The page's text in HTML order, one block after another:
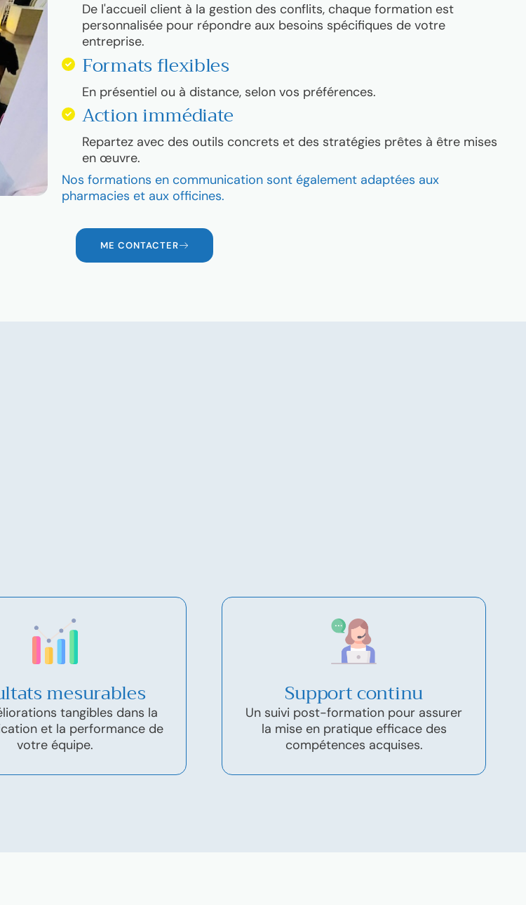
De l'accueil client à la gestion des conflits, chaque formation est
personnalisée pour répondre aux besoins spécifiques de votre
entreprise.
Formats flexibles
En présentiel ou à distance, selon vos préférences.
Action immédiate
Repartez avec des outils concrets et des stratégies prêtes à être mises
en œuvre.
Nos formations en communication sont également adaptées aux
pharmacies et aux officines.
ME CONTACTER
mesurables
tangibles dans la
et la performance de
votre équipe.
Support continu
Un suivi post-formation pour assurer
la mise en pratique efficace des
compétences acquises.